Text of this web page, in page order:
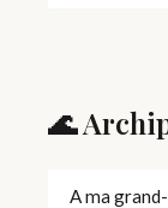
🌊
A ma